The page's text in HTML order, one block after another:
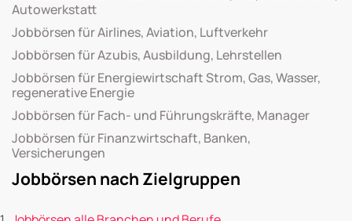
Autowerkstatt
Jobbörsen für Airlines, Aviation, Luftverkehr
Jobbörsen für Azubis, Ausbildung, Lehrstellen
Jobbörsen für Energiewirtschaft Strom, Gas, Wasser,
regenerative Energie
Jobbörsen für Fach- und Führungskräfte, Manager
Jobbörsen für Finanzwirtschaft, Banken,
Versicherungen
Jobbörsen nach Zielgruppen